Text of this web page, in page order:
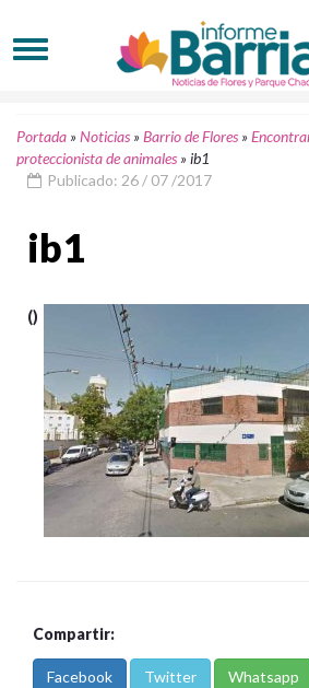
Portada »Noticias »Barrio de Flores »
proteccionista de animales »ib1
Publicado: 26 / 07 /2017
ib1
()
Compartir:
Facebook Twitter Whatsapp